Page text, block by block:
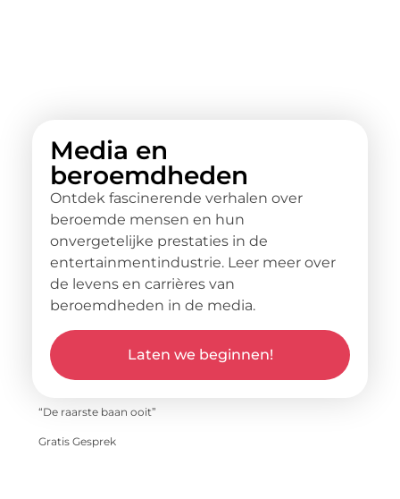
Media en
beroemdheden
Ontdek fascinerende verhalen over
beroemde mensen en hun
onvergetelijke prestaties in de
entertainmentindustrie. Leer meer over
de levens en carrières van
beroemdheden in de media.
Laten we beginnen!
“De raarste baan ooit”
Gratis Gesprek